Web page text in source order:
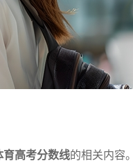
育高考分数线的相关内容